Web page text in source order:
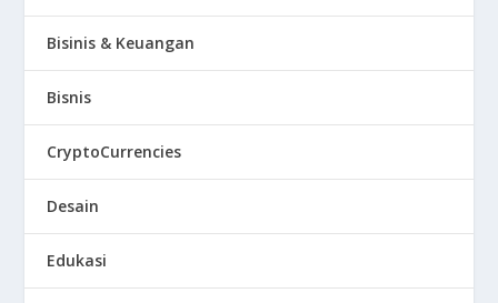
Bisinis & Keuangan
Bisnis
CryptoCurrencies
Desain
Edukasi